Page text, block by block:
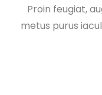
Proin feugiat,
metus purus